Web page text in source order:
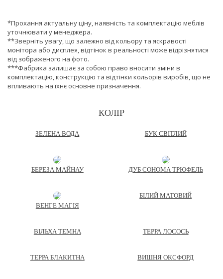
*Прохання актуальну ціну, наявність та комплектацію меблів
уточнювати у менеджера.
**Зверніть увагу, що залежно від кольору та яскравості
монітора або дисплея, відтінок в реальності може відрізнятися
від зображеного на фото.
***Фабрика залишає за собою право вносити зміни в
комплектацію, конструкцію та відтінки кольорів виробів, що не
впливають на їхнє основне призначення.
КОЛІР
ЗЕЛЕНА ВОДА БУК СВІТЛИЙ
БЕРЕЗА МАЙНАУ ДУБ СОНОМА ТРЮФЕЛЬ
ВЕНГЕ МАГІЯ
БІЛИЙ МАТОВИЙ
ВІЛЬХА ТЕМНА ТЕРРА ЛОСОСЬ
ТЕРРА БЛАКИТНА ВИШНЯ ОКСФОРД